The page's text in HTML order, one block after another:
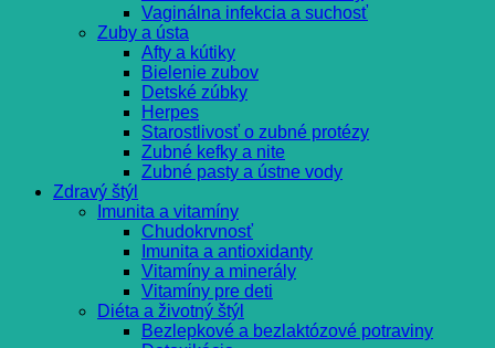
Vaginálna infekcia a suchosť
Zuby a ústa
Afty a kútiky
Bielenie zubov
Detské zúbky
Herpes
Starostlivosť o zubné protézy
Zubné kefky a nite
Zubné pasty a ústne vody
Zdravý štýl
Imunita a vitamíny
Chudokrvnosť
Imunita a antioxidanty
Vitamíny a minerály
Vitamíny pre deti
Diéta a životný štýl
Bezlepkové a bezlaktózové potraviny